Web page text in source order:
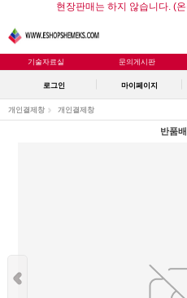
현장판매는 하지 않습니다. (
기술자료실 문의게시판
로그인 마이페이지
개인결제창 개인결제창
반품